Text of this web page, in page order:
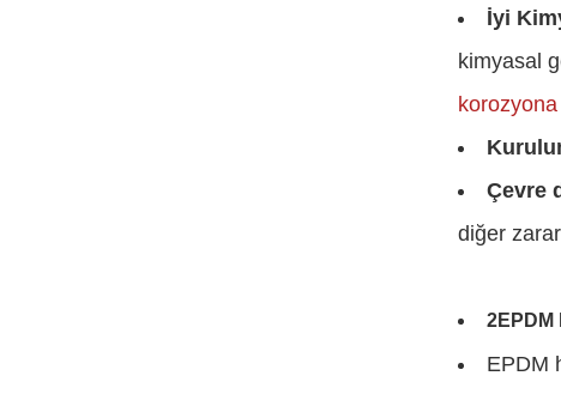
İyi
kimyasal
Çevre
diğer
2EPDM
EPDM